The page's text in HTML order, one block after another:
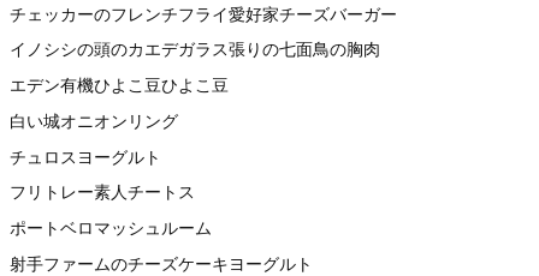
チェッカーのフレンチフライ愛好家チーズバーガー
イノシシの頭のカエデガラス張りの七面鳥の胸肉
エデン有機ひよこ豆ひよこ豆
白い城オニオンリング
チュロスヨーグルト
フリトレー素人チートス
ポートベロマッシュルーム
射手ファームのチーズケーキヨーグルト